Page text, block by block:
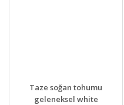
DETAYLAR
VER
Taze soğan tohumu
geleneksel white